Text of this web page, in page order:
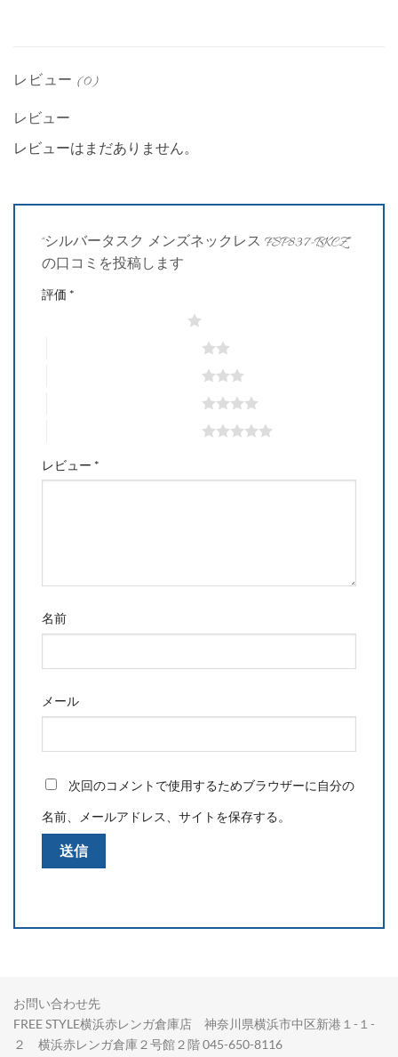
レビュー (0)
レビュー
レビューはまだありません。
“シルバータスク メンズネックレス FSP837-BKCZ”
の口コミを投稿します
評価 *
レビュー *
名前
メール
次回のコメントで使用するためブラウザーに自分の
名前、メールアドレス、サイトを保存する。
お問い合わせ先
FREE STYLE横浜赤レンガ倉庫店 神奈川県横浜市中区新港１-１-
２ 横浜赤レンガ倉庫２号館２階 045-650-8116